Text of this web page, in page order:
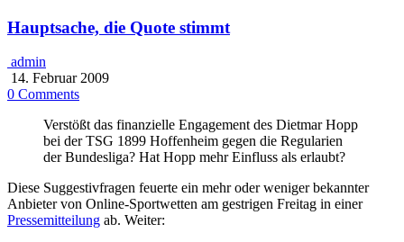
Hauptsache, die Quote stimmt
admin
14. Februar 2009
0 Comments
Verstößt das finanzielle Engagement des Dietmar Hopp
bei der TSG 1899 Hoffenheim gegen die Regularien
der Bundesliga? Hat Hopp mehr Einfluss als erlaubt?
Diese Suggestivfragen feuerte ein mehr oder weniger bekannter
Anbieter von Online-Sportwetten am gestrigen Freitag in einer
Pressemitteilung ab. Weiter: